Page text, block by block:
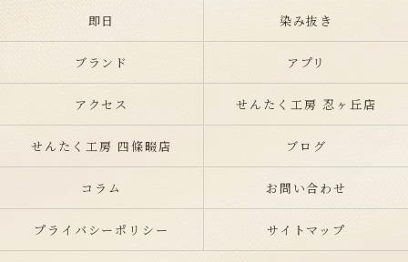
即日 染み抜き
ブランド アプリ
アクセス せんたく工房 忍ヶ丘店
せんたく工房 四條畷店 ブログ
コラム お問い合わせ
プライバシーポリシー サイトマップ